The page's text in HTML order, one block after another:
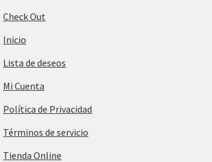
Check Out
Inicio
Lista de deseos
Mi Cuenta
Política de Privacidad
Términos de servicio
Tienda Online